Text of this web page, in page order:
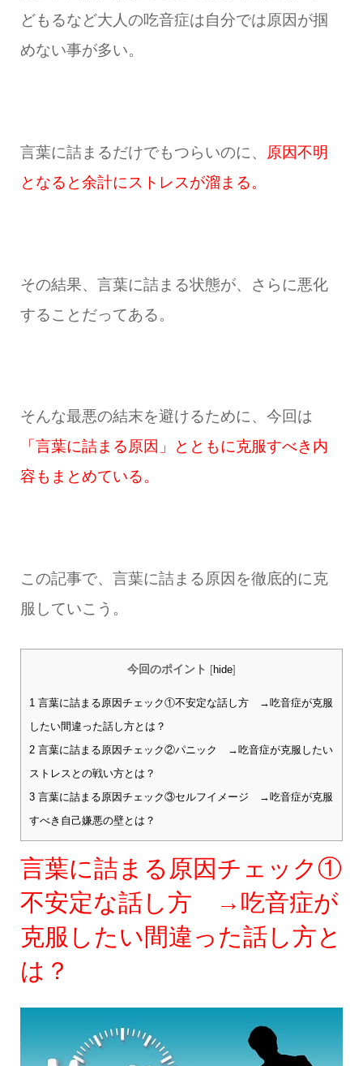
どもるなど大人の吃音症は自分では原因が掴
めない事が多い。
言葉に詰まるだけでもつらいのに、
原因不明
となると余計にストレスが溜まる。
その結果、言葉に詰まる状態が、さらに悪化
することだってある。
そんな最悪の結末を避けるために、今回は
「言葉に詰まる原因」とともに克服すべき内
容もまとめている。
この記事で、言葉に詰まる原因を徹底的に克
服していこう。
今回のポイント [hide]
1 言葉に詰まる原因チェック①不安定な話し方 →吃音症が克服
したい間違った話し方とは？
2言葉に詰まる原因チェック②パニック →吃音症が克服したい
ストレスとの戦い方とは？
3言葉に詰まる原因チェック③セルフイメージ →吃音症が克服
すべき自己嫌悪の壁とは？
言葉に詰まる原因チェック①
不安定な話し方 →吃音症が
克服したい間違った話し方と
は？